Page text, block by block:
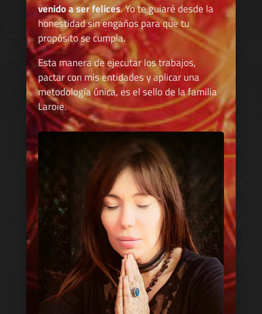
venido a ser felices. Yo te guiaré desde la
honestidad sin engaños para que tu
propósito se cumpla.
Esta manera de ejecutar los trabajos,
pactar con mis entidades y aplicar una
metodología única, es el sello de la familia
Laroie.